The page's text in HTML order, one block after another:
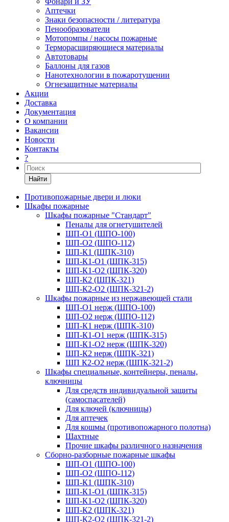
Аптечки
Знаки безопасности / литература
Пенообразователи
Мотопомпы / насосы пожарные
Терморасширяющиеся материалы
Автотовары
Баллоны для газов
Нанотехнологии в пожаротушении
Огнезащитные материалы
Акции
Доставка
Документация
О компании
Вакансии
Новости
Контакты
?
Найти
Противопожарные двери и люки
Шкафы пожарные
Шкафы пожарные "Стандарт"
Пеналы для огнетушителей
ШП-О1 (ШПО-100)
ШП-О2 (ШПО-112)
ШП-К1 (ШПК-310)
ШП-К1-О1 (ШПК-315)
ШП-К1-О2 (ШПК-320)
ШП-К2 (ШПК-321)
ШП-К2-О2 (ШПК-321-2)
Шкафы пожарные из нержавеющей стали
ШП-О1 нерж (ШПО-100)
ШП-О2 нерж (ШПО-112)
ШП-К1 нерж (ШПК-310)
ШП-К1-О1 нерж (ШПК-315)
ШП-К1-О2 нерж (ШПК-320)
ШП-К2 нерж (ШПК-321)
ШП К2-О2 нерж (ШПК-321-2)
Шкафы специальные, контейнеры, пеналы,
ключницы
Для средств индивидуальной защиты
(самоспасателей)
Для ключей (ключницы)
Для аптечек
Для кошмы (противопожарного полотна)
Шахтные
Прочие шкафы различного назначения
Сборно-разборные пожарные шкафы
ШП-О1 (ШПО-100)
ШП-О2 (ШПО-112)
ШП-К1 (ШПК-310)
ШП-К1-О1 (ШПК-315)
ШП-К1-О2 (ШПК-320)
ШП-К2 (ШПК-321)
ШП-К2-О2 (ШПК-321-2)